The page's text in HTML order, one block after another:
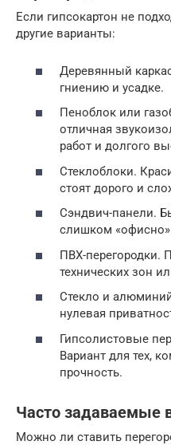
Если гипсокартон не
другие варианты:
Деревянный
гниению и усадке.
Пеноблок или
отличная
работ и долгого
Стеклоблоки.
стоят дорого и
Сэндвич-панели.
слишком
ПВХ-перегородки.
технических зон
Стекло и
нулевая
Гипсолистовые
Вариант для тех,
прочность.
Часто задаваемые
Можно ли ставить